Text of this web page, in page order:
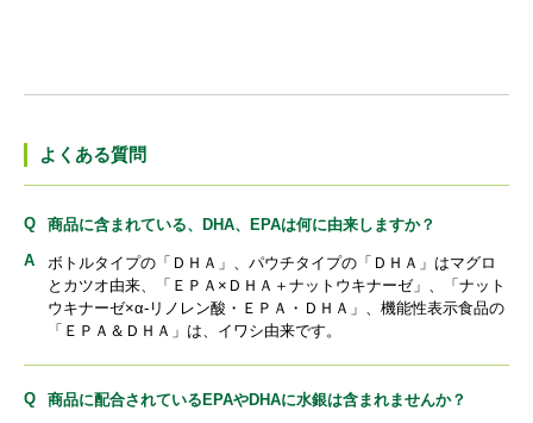
よくある質問
商品に含まれている、DHA、EPAは何に由来しますか？
ボトルタイプの「ＤＨＡ」、パウチタイプの「ＤＨＡ」はマグロ
とカツオ由来、「ＥＰＡ×ＤＨＡ＋ナットウキナーゼ」、「ナット
ウキナーゼ×α-リノレン酸・ＥＰＡ・ＤＨＡ」、機能性表示食品の
「ＥＰＡ＆ＤＨＡ」は、イワシ由来です。
商品に配合されているEPAやDHAに水銀は含まれませんか？